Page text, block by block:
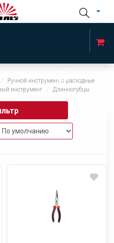
Ручной инструмент и расходные
инструмент Длинногубцы
x